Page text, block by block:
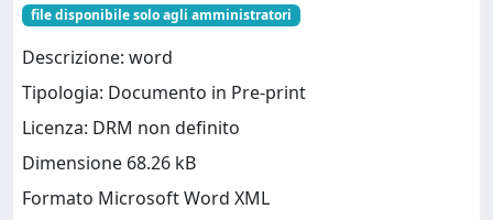
file disponibile solo agli amministratori
Descrizione: word
Tipologia: Documento in Pre-print
Licenza: DRM non definito
Dimensione 68.26 kB
Formato Microsoft Word XML